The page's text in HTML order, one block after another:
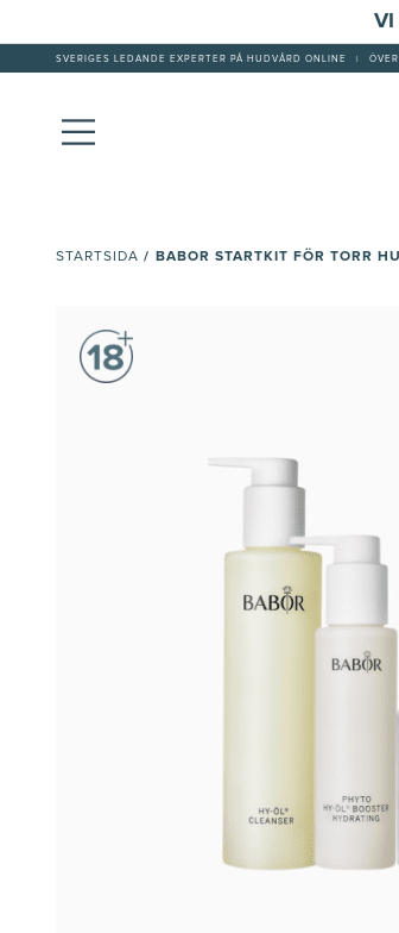
VI
SVERIGES LEDANDE EXPERTER PÅ HUDVÅRD ONLINE
STARTSIDA / BABOR STARTKIT FÖR TORR